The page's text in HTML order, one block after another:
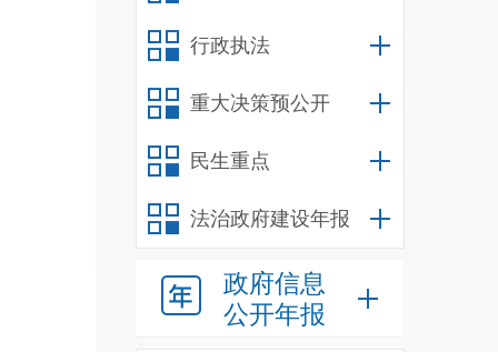
行政执法
重大决策预公开
民生重点
法治政府建设年报
政府信息
公开年报